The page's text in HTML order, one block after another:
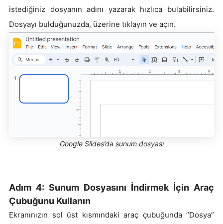
istediğiniz dosyanın adını yazarak hızlıca bulabilirsiniz.
Dosyayı bulduğunuzda, üzerine tıklayın ve açın.
Google Slides’da sunum dosyası
Adım 4: Sunum Dosyasını İndirmek İçin Araç
Çubuğunu Kullanın
Ekranınızın sol üst kısmındaki araç çubuğunda “Dosya”